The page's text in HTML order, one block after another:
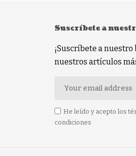
Suscríbete a
¡Suscríbete a
nuestros artículos
He leído y acepto los
condiciones